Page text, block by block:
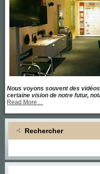
Nous voyons souvent des
certaine vision de notre futur,
Read More
maison
équipée
de
technologies »
…
Rechercher